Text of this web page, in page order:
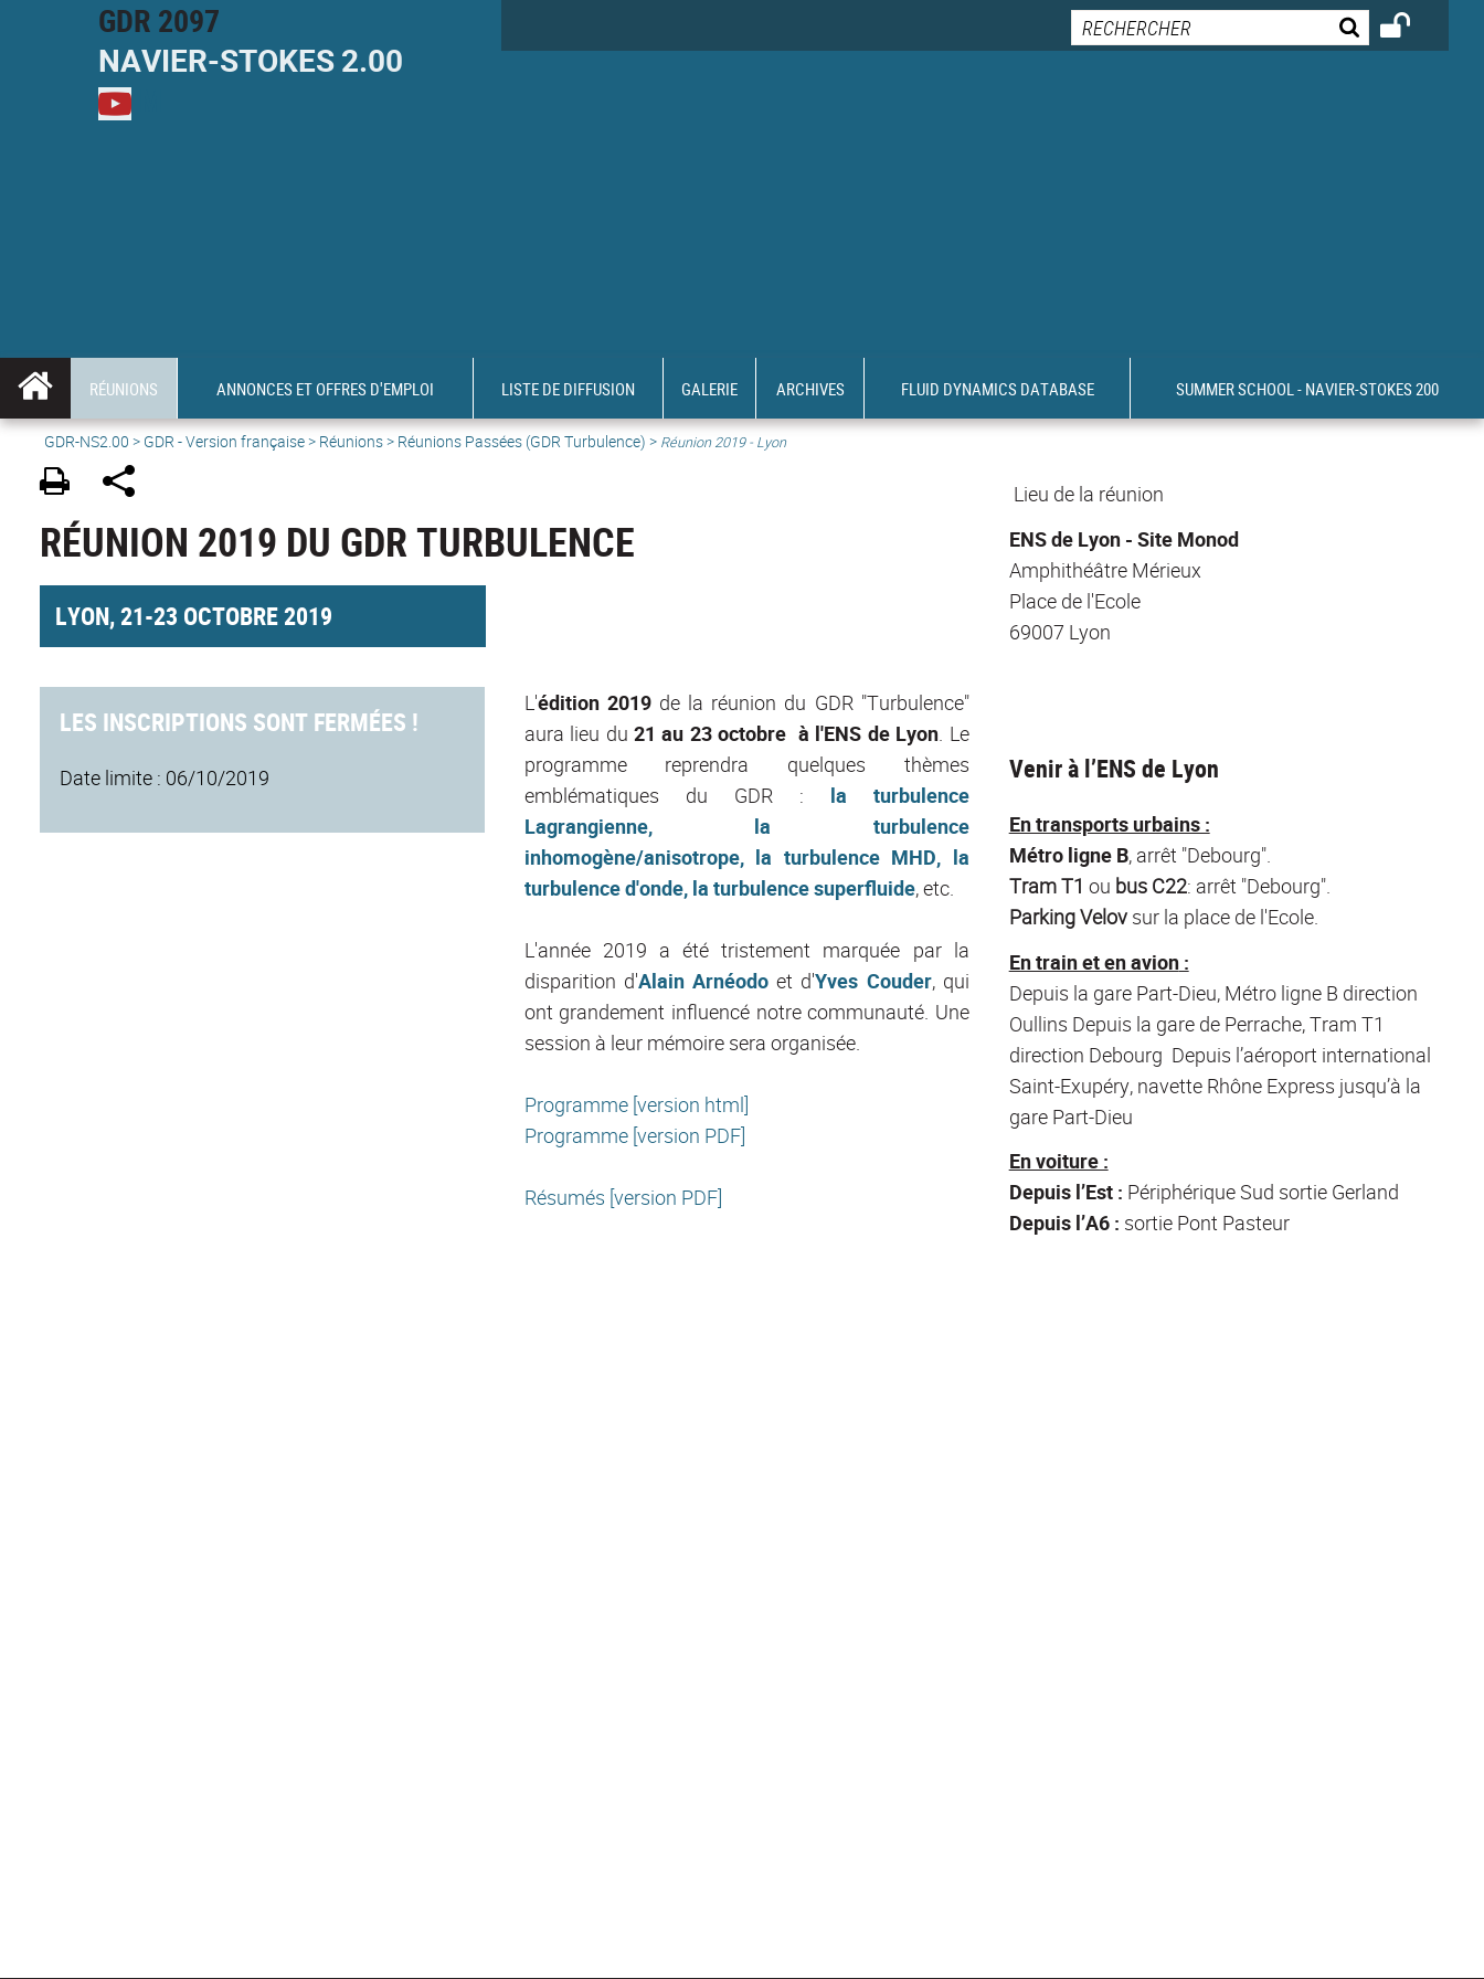
GDR 2097
NAVIER-STOKES2.00
RÉUNIONS ANNONCES ET OFFRES D'EMPLOI LISTE DE DIFFUSION GALERIE ARCHIVES FLUID DYNAMICS DATABASE SUMMER SCHOOL - NAVIER-STOKES 200
GDR-NS2.00 > GDR - Version française> Réunions> Réunions Passées (GDR Turbulence) > Réunion 2019 - Lyon
RÉUNION 2019 DU GDR TURBULENCE
LYON, 21-23 OCTOBRE 2019
LES INSCRIPTIONS SONT FERMÉES !
Date limite : 06/10/2019
L'édition 2019de la réunion du GDR "Turbulence"
aura lieu du21 au 23 octobre à l'ENS de Lyon. Le
programme reprendra quelques thèmes
emblématiques du GDR : la turbulence
Lagrangienne, la turbulence
inhomogène/anisotrope, la turbulence MHD, la
turbulence d'onde, la turbulence superfluide, etc.
L'année 2019 a été tristement marquée par la
disparition d'Alain Arnéodo et d'Yves Couder, qui
ont grandement influencé notre communauté. Une
session à leur mémoire sera organisée.
Programme [version html]
Programme [version PDF]
Résumés [version PDF]
Lieu de la réunion
ENS de Lyon - Site Monod
Amphithéâtre Mérieux
Place de l'Ecole
69007 Lyon
Venir à l’ENS de Lyon
En transports urbains :
Métroligne B, arrêt "Debourg".
Tram T1 ou bus C22: arrêt "Debourg".
Parking Velov sur la place de l'Ecole.
En train et en avion:
Depuis la gare Part-Dieu, Métro ligne B direction
Oullins Depuis la gare de Perrache, Tram T1
direction Debourg Depuis l’aéroport international
Saint-Exupéry, navette Rhône Express jusqu’à la
gare Part-Dieu
En voiture :
Depuis l’Est : Périphérique Sud sortie Gerland
Depuis l’A6 : sortie Pont Pasteur